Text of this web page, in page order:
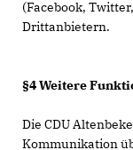
(Facebook,
Drittanbietern.
§4 Weitere
Die CDU
Kommunikation